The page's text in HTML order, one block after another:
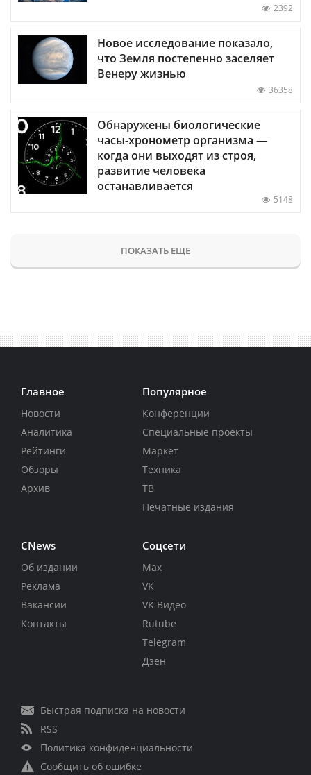
2392
Новое исследование показало,
что Земля постепенно заселяет
Венеру жизнью
36358
Обнаружены биологические
часы-хронометр организма —
когда они выходят из строя,
развитие человека
останавливается
5148
ПОКАЗАТЬ ЕЩЕ
Главное
Новости
Аналитика
Рейтинги
Обзоры
Архив
Популярное
Конференции
Специальные проекты
Маркет
Техника
ТВ
Печатные издания
CNews
Об издании
Реклама
Вакансии
Контакты
Соцсети
Max
VK
VK Видео
Rutube
Telegram
Дзен
Быстрая подписка на новости
RSS
Политика конфиденциальности
Сообщить об ошибке